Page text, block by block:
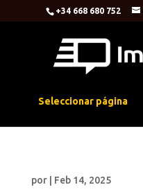
+34 668 680 752
Seleccionar página
por Feb 14, 2025